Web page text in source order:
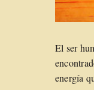
El ser
energía